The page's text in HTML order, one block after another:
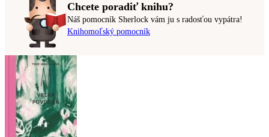
Chcete poradiť knihu?
Náš pomocník Sherlock vám ju s radosťou vypátra!
Knihomoľský pomocník